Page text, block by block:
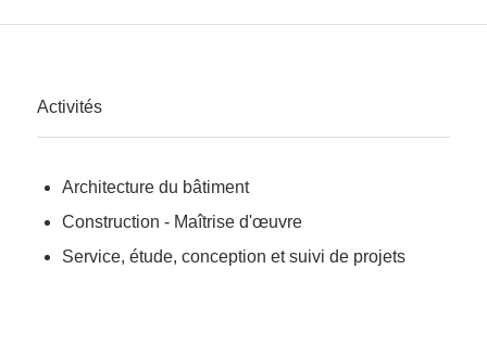
Activités
Architecture du bâtiment
Construction - Maîtrise d'œuvre
Service, étude, conception et suivi de projets